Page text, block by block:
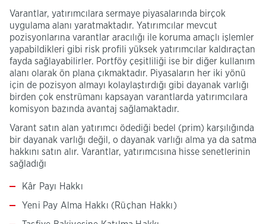
Varantlar, yatırımcılara sermaye piyasalarında birçok
uygulama alanı yaratmaktadır. Yatırımcılar mevcut
pozisyonlarına varantlar aracılığı ile koruma amaçlı işlemler
yapabildikleri gibi risk profili yüksek yatırımcılar kaldıraçtan
fayda sağlayabilirler. Portföy çeşitliliği ise bir diğer kullanım
alanı olarak ön plana çıkmaktadır. Piyasaların her iki yönü
için de pozisyon almayı kolaylaştırdığı gibi dayanak varlığı
birden çok enstrümanı kapsayan varantlarda yatırımcılara
komisyon bazında avantaj sağlamaktadır.
Varant satın alan yatırımcı ödediği bedel (prim) karşılığında
bir dayanak varlığı değil, o dayanak varlığı alma ya da satma
hakkını satın alır. Varantlar, yatırımcısına hisse senetlerinin
sağladığı
Kâr Payı Hakkı
Yeni Pay Alma Hakkı (Rüçhan Hakkı)